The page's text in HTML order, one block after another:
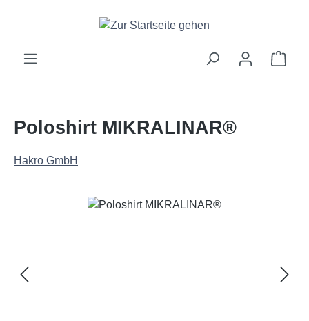
Zum Hauptinhalt springen
Poloshirt MIKRALINAR®
Hakro GmbH
Bildergalerie überspringen